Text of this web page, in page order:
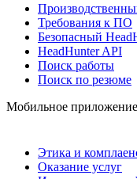
Требования к ПО
Безопасный
HeadHunter API
Поиск работы
Поиск по резюме
Мобильное приложение
Этика и
Оказание услуг